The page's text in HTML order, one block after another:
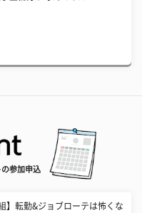
参加申込
】転勤&ジョブローテは怖くな